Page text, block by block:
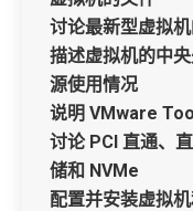
讨论最新型虚拟
描述虚拟机的中
源使用情况
说明 VMware
讨论 PCI 直通、
储和 NVMe
配置并安装虚拟